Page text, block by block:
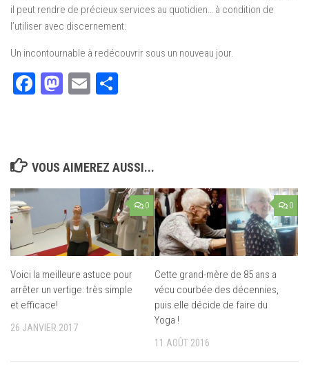
il peut rendre de précieux services au quotidien… à condition de
l’utiliser avec discernement.
Un incontournable à redécouvrir sous un nouveau jour.
Facebook
Mastodon
Email
VOUS AIMEREZ AUSSI...
0
Voici la meilleure astuce pour
arrêter un vertige: très simple
et efficace!
26 JANVIER 2017
0
Cette grand-mère de 85 ans a
vécu courbée des décennies,
puis elle décide de faire du
Yoga !
11 AOÛT 2016